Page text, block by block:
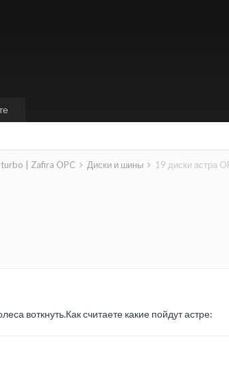
| Zafira OPC Диски и шины 19 диски астра
воткнуть.Как считаете какие пойдут астре: